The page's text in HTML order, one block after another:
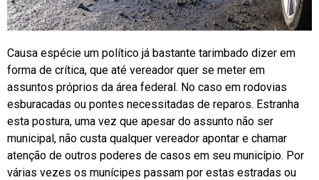
Causa espécie um político já bastante tarimbado dizer em
forma de crítica, que até vereador quer se meter em
assuntos próprios da área federal. No caso em rodovias
esburacadas ou pontes necessitadas de reparos. Estranha
esta postura, uma vez que apesar do assunto não ser
municipal, não custa qualquer vereador apontar e chamar
atenção de outros poderes de casos em seu município. Por
várias vezes os munícipes passam por estas estradas ou